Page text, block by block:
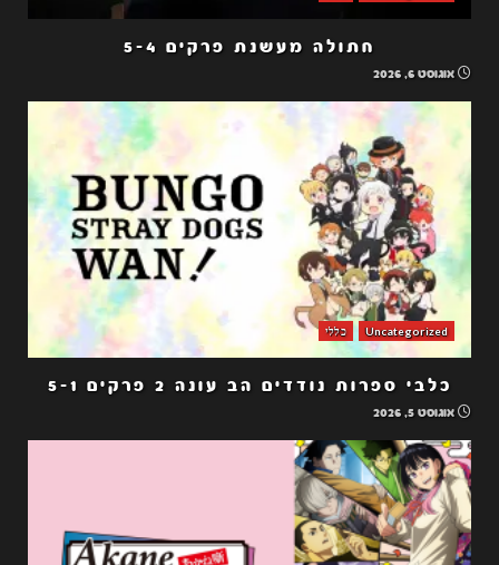
חתולה מעשנת פרקים 5-4
אוגוסט 6, 2026
Uncategorized כללי
כלבי ספרות נודדים הב עונה 2 פרקים 5-1
אוגוסט 5, 2026